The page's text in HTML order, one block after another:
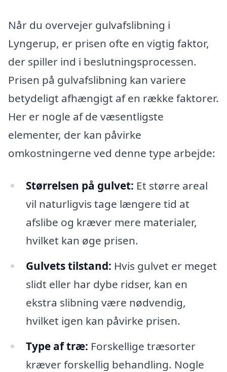
Når du overvejer gulvafslibning i
Lyngerup, er prisen ofte en vigtig faktor,
der spiller ind i beslutningsprocessen.
Prisen på gulvafslibning kan variere
betydeligt afhængigt af en række faktorer.
Her er nogle af de væsentligste
elementer, der kan påvirke
omkostningerne ved denne type arbejde:
Størrelsen på gulvet: Et større areal
vil naturligvis tage længere tid at
afslibe og kræver mere materialer,
hvilket kan øge prisen.
Gulvets tilstand: Hvis gulvet er meget
slidt eller har dybe ridser, kan en
ekstra slibning være nødvendig,
hvilket igen kan påvirke prisen.
Type af træ: Forskellige træsorter
kræver forskellig behandling. Nogle